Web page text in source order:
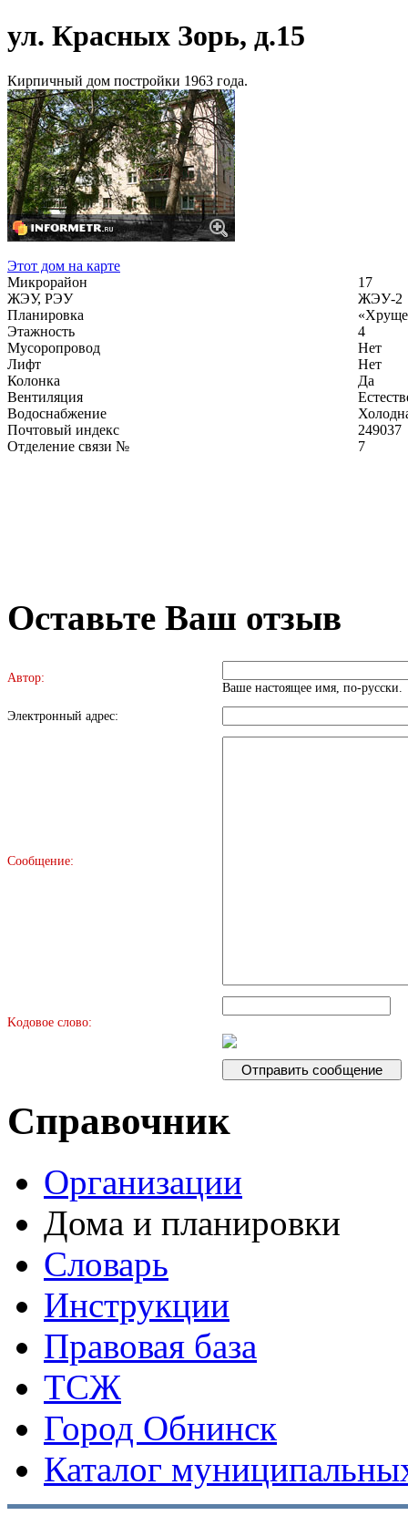
ул. Красных Зорь, д.15
Кирпичный дом постройки 1963 года.
Этот дом на карте
Микрорайон
17
ЖЭУ, РЭУ
ЖЭУ-2
Планировка
Этажность
4
Мусоропровод
Нет
Лифт
Нет
Колонка
Да
Вентиляция
Водоснабжение
Почтовый индекс
249037
Отделение связи №
7
Оставьте Ваш отзыв
Автор:
Ваше настоящее имя, по-русски.
Электронный адрес:
Сообщение:
Kодовое слово:
Справочник
Организации
Дома и планировки
Словарь
Инструкции
Правовая база
ТСЖ
Город Обнинск
Каталог